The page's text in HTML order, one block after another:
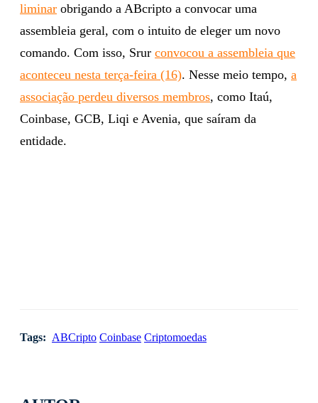
liminar obrigando a ABcripto a convocar uma
assembleia geral, com o intuito de eleger um novo
comando. Com isso, Srur convocou a assembleia que
aconteceu nesta terça-feira (16). Nesse meio tempo, a
associação perdeu diversos membros, como Itaú,
Coinbase, GCB, Liqi e Avenia, que saíram da
entidade.
Tags: ABCripto Coinbase Criptomoedas